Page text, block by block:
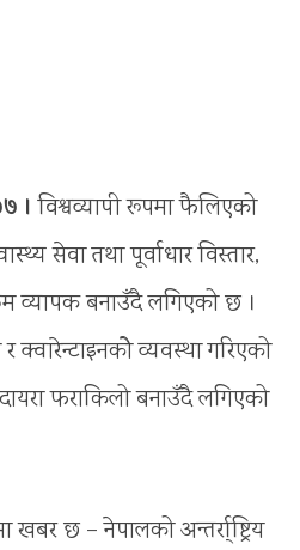
। विश्वव्यापी रूपमा फैलिएको
सेवा तथा पूर्वाधार विस्तार,
व्यापक बनाउँदै लगिएको छ ।
क्वारेन्टाइनकोे व्यवस्था गरिएको
फराकिलो बनाउँदै लगिएको
खबर छ – नेपालको अन्तर्रा्ष्ट्रिय